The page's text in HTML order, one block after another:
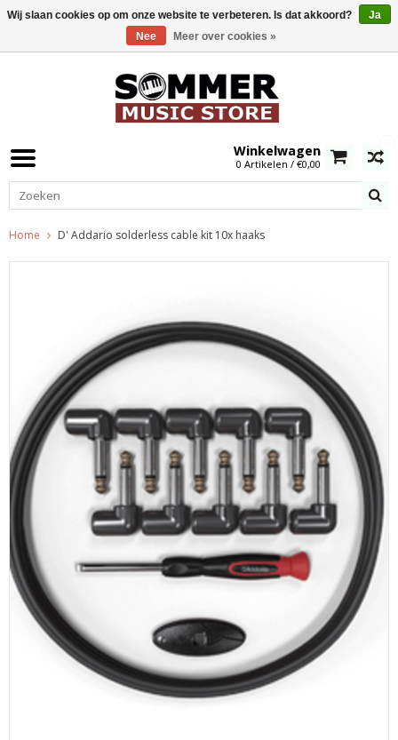
Winkelwagen
0 Artikelen / €0,00
Home D' Addario solderless cable kit 10x haaks
Wij slaan cookies op om onze website te verbeteren. Is dat akkoord?
Ja
Nee
Meer over cookies »